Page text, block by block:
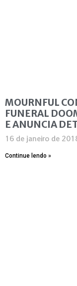
MOURNFUL
FUNERAL
E ANUNCIA
16 de janeiro de
Continue lendo »